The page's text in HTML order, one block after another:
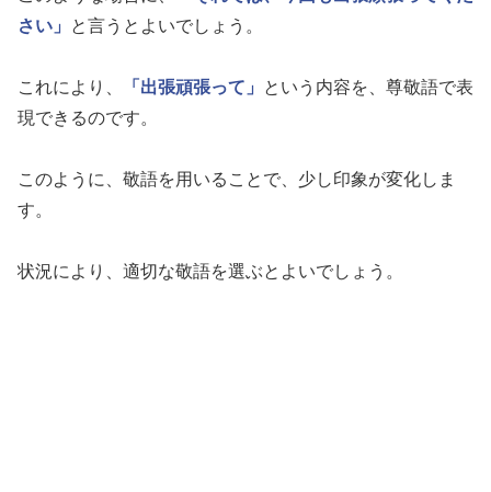
さい」
と言うとよいでしょう。
これにより、 「出張頑張って」
という内容を、尊敬語で表
現できるのです。
このように、敬語を用いることで、少し印象が変化しま
す。
状況により、適切な敬語を選ぶとよいでしょう。